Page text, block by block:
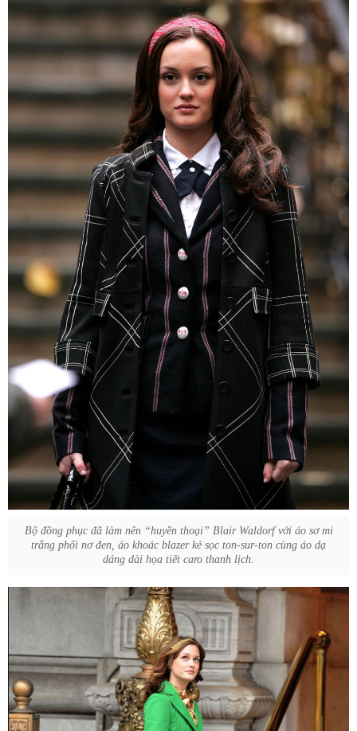
Bộ đồng phục đã làm nên “huyền thoại” Blair Waldorf với áo sơ mi
trắng phối nơ đen, áo khoác blazer kẻ sọc ton-sur-ton cùng áo dạ
dáng dài họa tiết caro thanh lịch.